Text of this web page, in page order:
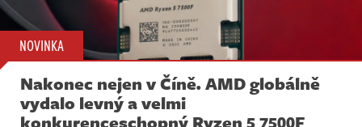
NOVINKA
Nakonec nejen v Číně. AMD globálně
vydalo levný a velmi
konkurenceschopný Ryzen 5 7500F